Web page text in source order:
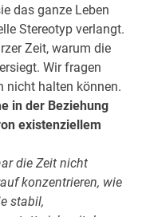
das ganze Leben
Stereotyp verlangt.
Zeit, warum die
Wir fragen
nicht halten können.
in der Beziehung
existenziellem
die Zeit nicht
konzentrieren, wie
stabil,